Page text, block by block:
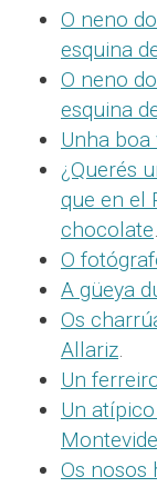
O neno
esquina
O neno
esquina
Unha
¿Querés
que en el
chocolate.
O
A güeya
Os
Allariz.
Un
Un
Os nosos